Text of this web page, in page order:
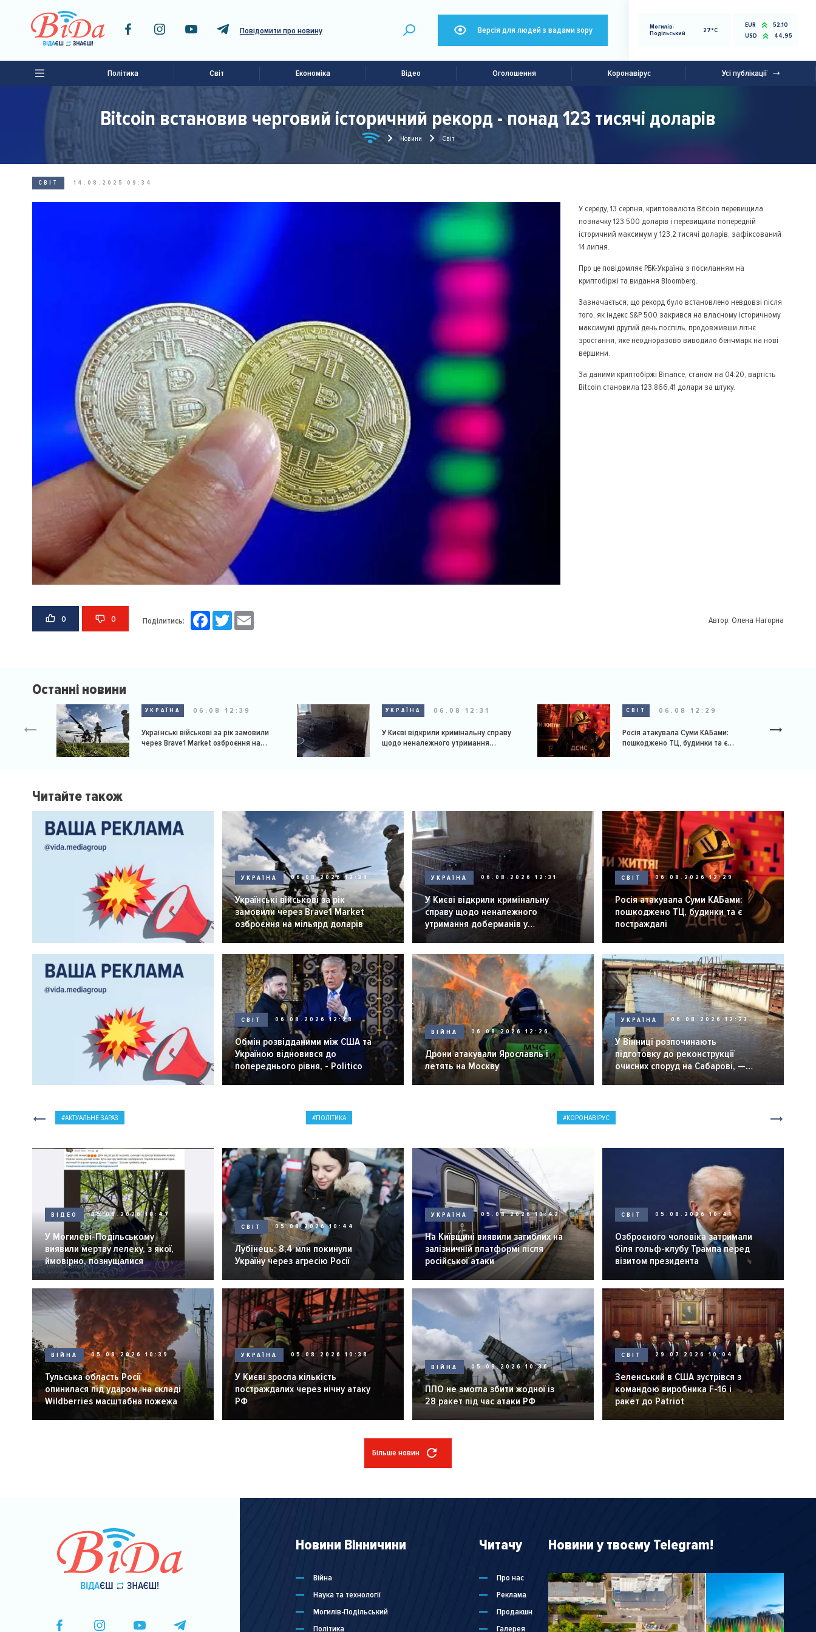
Повідомити про новину Версія для людей з вадами зору
Могилів-
Подільський
27°C
EUR
52,10
USD
44,95
Політика Світ Економіка Відео Оголошення Коронавірус Усі публікації
Bitcoin встановив черговий історичний рекорд - понад 123 тисячі доларів
Новини Світ
СВІТ 14.08.2025 09:34
У середу, 13 серпня, криптовалюта Bitcoin перевищила
позначку 123 500 доларів і перевищила попередній
історичний максимум у 123,2 тисячі доларів, зафіксований
14 липня.
Про це повідомляє РБК-Україна з посиланням на
криптобіржі та видання Bloomberg.
Зазначається, що рекорд було встановлено невдовзі після
того, як індекс S&P 500 закрився на власному історичному
максимумі другий день поспіль, продовживши літнє
зростання, яке неодноразово виводило бенчмарк на нові
вершини.
За даними криптобіржі Binance, станом на 04:20, вартість
Bitcoin становила 123,866,41 долари за штуку.
0 0 Поділитись: FacebookTwitter Автор: Олена Нагорна
Останні новини
УКРАЇНА 06.08 12:39
Українські військові за рік замовили
через Brave1 Market озброєння на
УКРАЇНА 06.08 12:31
У Києві відкрили кримінальну справу
щодо неналежного утримання
СВІТ 06.08 12:29
Росія атакувала Суми КАБами:
пошкоджено ТЦ, будинки та є
Читайте також
УКРАЇНА 06.08.2026 12:39
Українські військові за рік
замовили через Brave1 Market
озброєння на мільярд доларів
УКРАЇНА 06.08.2026 12:31
У Києві відкрили кримінальну
справу щодо неналежного
утримання доберманів у
розпліднику
СВІТ 06.08.2026 12:29
Росія атакувала Суми КАБами:
пошкоджено ТЦ, будинки та є
постраждалі
СВІТ 06.08.2026 12:28
Обмін розвідданими між США та
Україною відновився до
попереднього рівня, - Politico
ВІЙНА 06.08.2026 12:26
Дрони атакували Ярославль і
летять на Москву
УКРАЇНА 06.08.2026 12:23
У Вінниці розпочинають
підготовку до реконструкції
очисних споруд на Сабарові, —
мер Вінниці.
АКТУАЛЬНЕ ЗАРАЗ ПОЛІТИКА КОРОНАВІРУС
ВІДЕО 05.08.2026 10:47
У Могилеві-Подільському
виявили мертву лелеку, з якої,
ймовірно, познущалися
СВІТ 05.08.2026 10:44
Лубінець: 8,4 млн покинули
Україну через агресію Росії
УКРАЇНА 05.08.2026 10:42
На Київщині виявили загиблих на
залізничній платформі після
російської атаки
СВІТ 05.08.2026 10:41
Озброєного чоловіка затримали
біля гольф-клубу Трампа перед
візитом президента
ВІЙНА 05.08.2026 10:39
Тульська область Росії
опинилася під ударом, на складі
Wildberries масштабна пожежа
УКРАЇНА 05.08.2026 10:38
У Києві зросла кількість
постраждалих через нічну атаку
РФ
ВІЙНА 05.08.2026 10:36
ППО не змогла збити жодної із
28 ракет під час атаки РФ
СВІТ 29.07.2026 10:04
Зеленський в США зустрівся з
командою виробника F-16 і
ракет до Patriot
Більше новин
Новини Вінничини
Війна
Наука та технології
Могилів-Подільський
Політика
Читачу
Про нас
Реклама
Продакшн
Галерея
Новини у твоєму Telegram!